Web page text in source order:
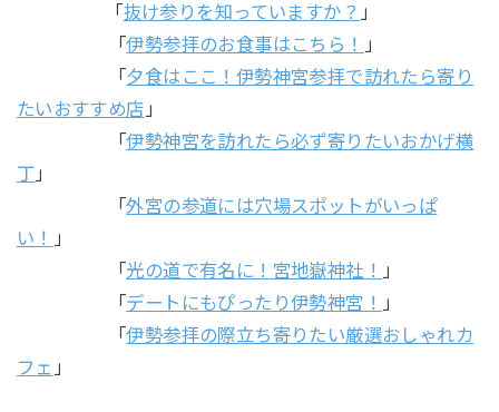
「抜け参りを知っていますか？ 」
「伊勢参拝のお食事はこちら！
」
「夕食はここ！伊勢神宮参拝で訪れたら寄り
たいおすすめ店 」
「伊勢神宮を訪れたら必ず寄りたいおかげ横
丁 」
「外宮の参道には穴場スポットがいっぱ
い！
」
「光の道で有名に！宮地嶽神社！ 」
「デートにもぴったり伊勢神宮！ 」
「伊勢参拝の際立ち寄りたい厳選おしゃれカ
フェ 」